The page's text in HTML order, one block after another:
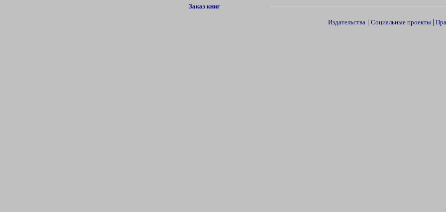
Заказ книг
Издательства | Социальные проекты |